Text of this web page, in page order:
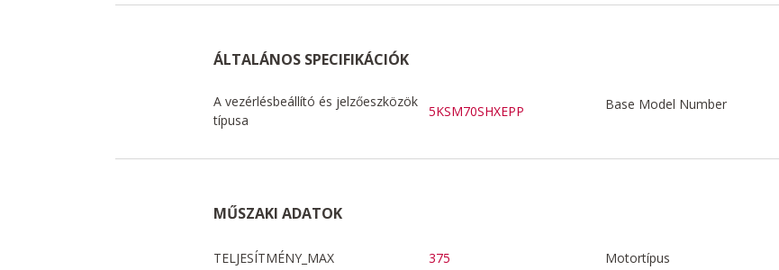
ÁLTALÁNOS SPECIFIKÁCIÓK
A vezérlésbeállító és jelzőeszközök
típusa
5KSM70SHXEPP Base Model Number
MŰSZAKI ADATOK
TELJESÍTMÉNY_MAX 375 Motortípus